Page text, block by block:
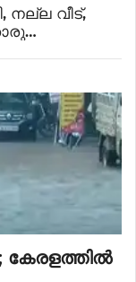
നല്ല വീട്,
കേരളത്തിൽ